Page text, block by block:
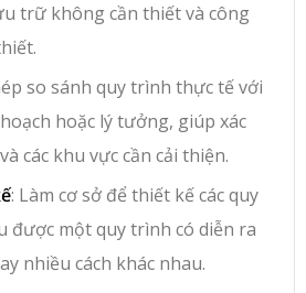
trữ không cần thiết và công
so sánh quy trình thực tế với
hoặc lý tưởng, giúp xác
các khu vực cần cải thiện.
: Làm cơ sở để thiết kế các quy
được một quy trình có diễn ra
nhiều cách khác nhau.